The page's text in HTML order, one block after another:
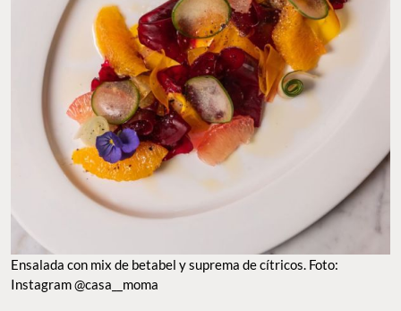
ENSALADA CON MIX DE BETABEL Y SUPREMA DE CÍTRICOS. FOTO: INSTAGRAM